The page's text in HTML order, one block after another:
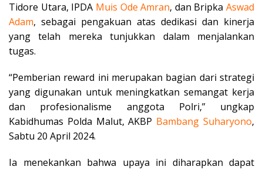
Tidore Utara, IPDA Muis Ode Amran, dan Bripka Aswad
Adam, sebagai pengakuan atas dedikasi dan kinerja
yang telah mereka tunjukkan dalam menjalankan
tugas.
“Pemberian reward ini merupakan bagian dari strategi
yang digunakan untuk meningkatkan semangat kerja
dan profesionalisme anggota Polri,” ungkap
Kabidhumas Polda Malut, AKBP Bambang Suharyono,
Sabtu 20 April 2024.
Ia menekankan bahwa upaya ini diharapkan dapat